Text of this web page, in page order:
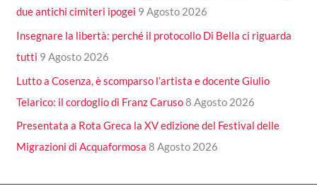
due antichi cimiteri ipogei 9 Agosto 2026
Insegnare la libertà: perché il protocollo Di Bella ci riguarda
tutti 9 Agosto 2026
Lutto a Cosenza, è scomparso l’artista e docente Giulio
Telarico: il cordoglio di Franz Caruso8 Agosto 2026
Presentata a Rota Greca la XV edizione del Festival delle
Migrazioni di Acquaformosa 8 Agosto 2026